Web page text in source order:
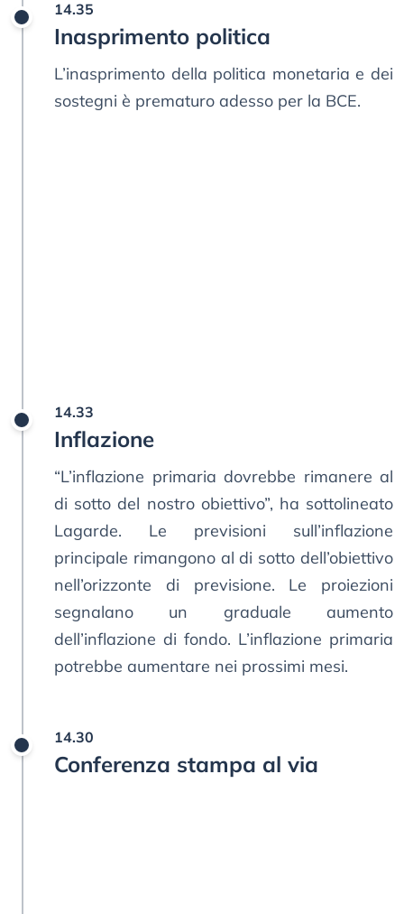
14.35
Inasprimento politica
L’inasprimento della politica monetaria e dei
sostegni è prematuro adesso per la BCE.
14.33
Inflazione
“L’inflazione primaria dovrebbe rimanere al
di sotto del nostro obiettivo”, ha sottolineato
Lagarde. Le previsioni sull’inflazione
principale rimangono al di sotto dell’obiettivo
nell’orizzonte di previsione. Le proiezioni
segnalano un graduale aumento
dell’inflazione di fondo. L’inflazione primaria
potrebbe aumentare nei prossimi mesi.
14.30
Conferenza stampa al via